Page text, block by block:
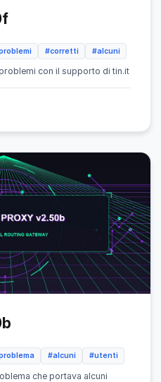
#corretti #alcuni
con il supporto di tin.it
#alcuni #utenti
che portava alcuni